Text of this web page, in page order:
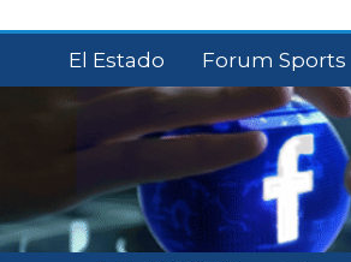
contenidoEl Estado Forum Sports